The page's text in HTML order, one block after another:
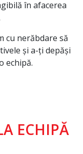
în afacerea
cu nerăbdare să
și a-ți depăși
echipă.
ECHIPĂ